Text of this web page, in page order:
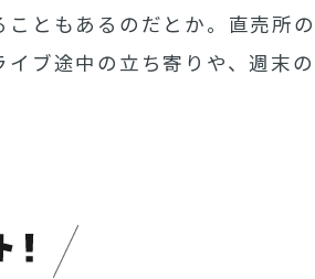
ともあるのだとか。直売所
ブ途中の立ち寄りや、週末